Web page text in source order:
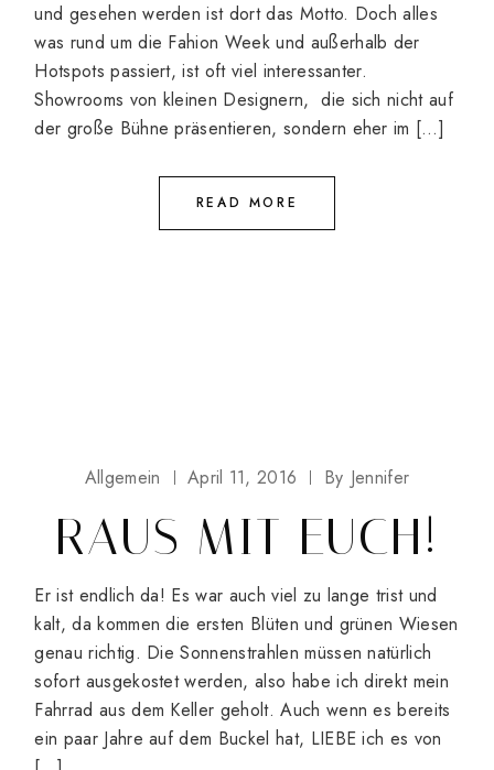
und gesehen werden ist dort das Motto. Doch alles
was rund um die Fahion Week und außerhalb der
Hotspots passiert, ist oft viel interessanter.
Showrooms von kleinen Designern, die sich nicht auf
der große Bühne präsentieren, sondern eher im […]
READ MORE
Allgemein April 11, 2016 By Jennifer
RAUS MIT EUCH!
Er ist endlich da! Es war auch viel zu lange trist und
kalt, da kommen die ersten Blüten und grünen Wiesen
genau richtig. Die Sonnenstrahlen müssen natürlich
sofort ausgekostet werden, also habe ich direkt mein
Fahrrad aus dem Keller geholt. Auch wenn es bereits
ein paar Jahre auf dem Buckel hat, LIEBE ich es von